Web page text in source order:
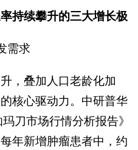
持续攀升的三大增长极
需求
，叠加人口老龄化加
核心驱动力。中研普华
刀市场行情分析报告》
年新增肿瘤患者中，约